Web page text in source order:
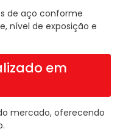
de aço conforme
nível de exposição e
em
mercado, oferecendo